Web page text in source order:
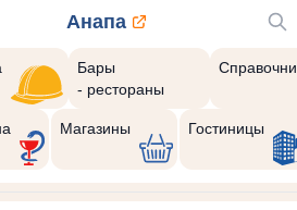
Анапа
Бары
- рестораны
Магазины Гостиницы